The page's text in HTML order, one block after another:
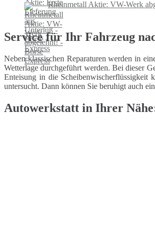
Rheinmetall Aktie: VW-Werk
Service für Ihr Fahrzeug
Neben klassischen Reparaturen werden in
Wetterlage durchgeführt werden. Bei dieser
Enteisung in die
untersucht. Dann können Sie beruhigt auch
Autowerkstatt in Ihrer